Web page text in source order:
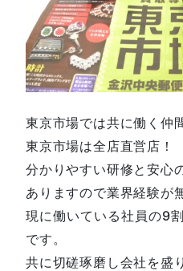
東京市場では共に働く仲
東京市場は全店直営店！
分かりやすい研修と安心
ありますので業界経験が
現に働いている社員の9
です。
共に切磋琢磨し会社を盛